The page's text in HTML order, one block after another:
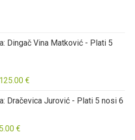
Dingač Vina Matković - Plati 5
125.00 €
Dračevica Jurović - Plati 5 nosi 6
€